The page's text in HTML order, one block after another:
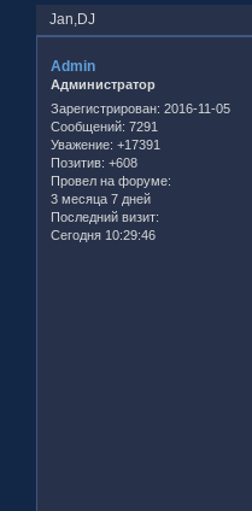
Jan,DJ
Admin
Администратор
Зарегистрирован: 2016-11-05
Сообщений: 7291
Уважение: +17391
Позитив: +608
Провел на форуме:
3 месяца 7 дней
Последний визит:
Сегодня 10:29:46